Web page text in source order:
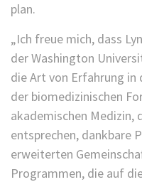
plan.
„Ich freue mich, dass
der Washington
die Art von Erfahrung
der biomedizinischen
akademischen Medizin,
entsprechen, dankbare
erweiterten
Programmen, die auf